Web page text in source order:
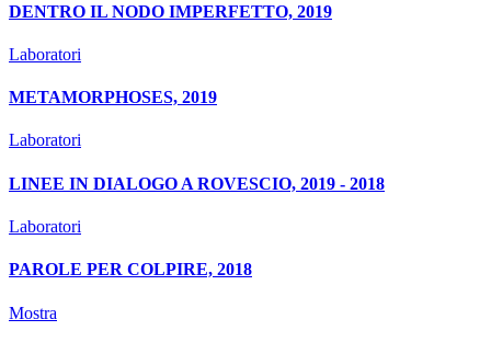
DENTRO IL NODO IMPERFETTO, 2019
Laboratori
METAMORPHOSES, 2019
Laboratori
LINEE IN DIALOGO A ROVESCIO, 2019 - 2018
Laboratori
PAROLE PER COLPIRE, 2018
Mostra